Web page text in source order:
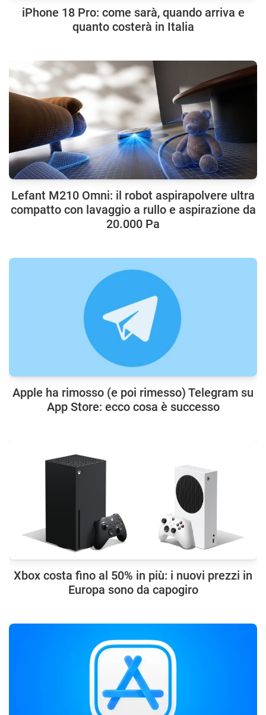
iPhone 18 Pro: come sarà, quando arriva e
quanto costerà in Italia
Lefant M210 Omni: il robot aspirapolvere ultra
compatto con lavaggio a rullo e aspirazione da
20.000 Pa
Apple ha rimosso (e poi rimesso) Telegram su
App Store: ecco cosa è successo
Xbox costa fino al 50% in più: i nuovi prezzi in
Europa sono da capogiro